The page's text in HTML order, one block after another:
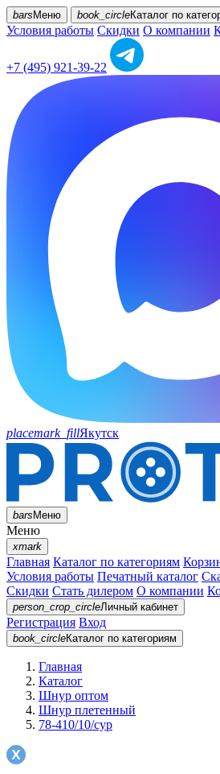
bars Меню book_circleКаталог по
Условия работы Скидки О компании
+7 (495) 921-39-22
placemark_fillЯкутск
barsМеню
Меню
xmark
Главная Каталог по категориям
Условия работы Печатный каталог
Скидки Стать дилером О компании
person_crop_circleЛичный кабинет
Регистрация Вход
book_circleКаталог по категориям
Главная
Каталог
Шнур оптом
Шнур плетенный
78-410/10/сур